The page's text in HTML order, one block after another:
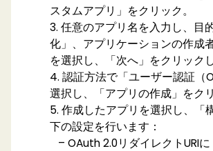
スタムアプリ」をクリック。
3. 任意のアプリ名を入力し、目
化」、アプリケーションの作成
を選択し、「次へ」をクリックし
4. 認証方法で「ユーザー認証（
選択し、「アプリの作成」をク
5. 作成したアプリを選択し、「
下の設定を行います：
– OAuth 2.0リダイレクトURIに